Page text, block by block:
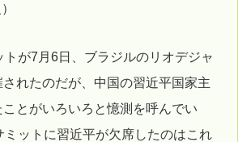
トが7月6日、ブラジルのリオデジャ
れたのだが、中国の習近平国家主
ことがいろいろと憶測を呼んでい
ミットに習近平が欠席したのはこれ